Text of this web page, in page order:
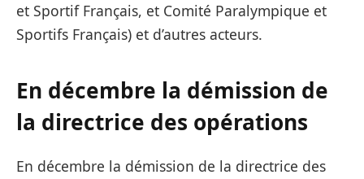
et Sportif Français, et Comité Paralympique et
Sportifs Français) et d’autres acteurs.
En décembre la démission de
la directrice des opérations
En décembre la démission de la directrice des